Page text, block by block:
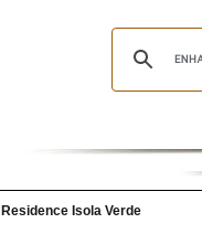
Residence Isola Verde